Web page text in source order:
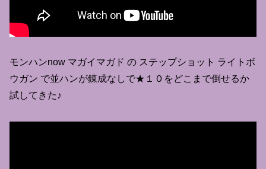
モンハンnow マガイマガド の ステップショット ライトボ
ウガン で並ハンが錬成なしで★１０をどこまで倒せるか
試してきた♪